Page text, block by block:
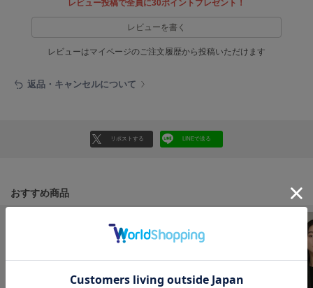
GELATO PIQUE CAT&DOG
ジェラート ピケ キャットアンドドッグ
レビュー投稿で全員に30ポイントプレゼント！
レビューを書く
レビューはマイページのご注文履歴から投稿いただけます
返品・キャンセルについて
リポストする LINEで送る
おすすめ商品